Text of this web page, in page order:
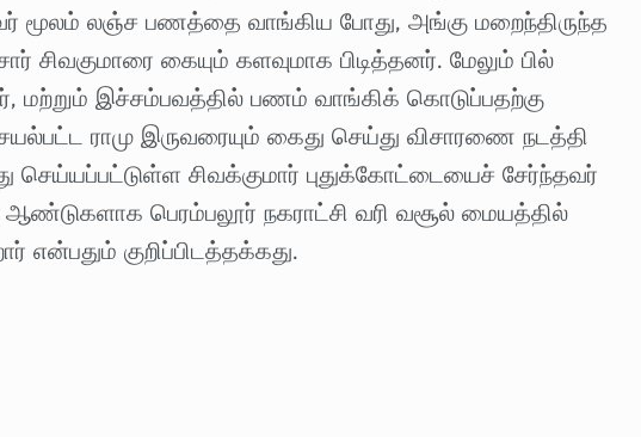
மூலம் லஞ்ச பணத்தை வாங்கிய போது, அங்கு மறைந்திருந்த
சிவகுமாரை கையும் களவுமாக பிடித்தனர். மேலும் பில்
மற்றும் இச்சம்பவத்தில் பணம் வாங்கிக் கொடுப்பதற்கு
ராமு இருவரையும் கைது செய்து விசாரணை நடத்தி
செய்யப்பட்டுள்ள சிவக்குமார் புதுக்கோட்டையைச் சேர்ந்தவர்
பெரம்பலூர் நகராட்சி வரி வசூல் மையத்தில்
என்பதும் குறிப்பிடத்தக்கது.